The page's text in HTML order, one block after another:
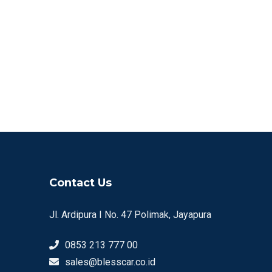
Contact Us
Jl. Ardipura I No. 47 Polimak, Jayapura
0853 213 777 00
sales@blesscar.co.id